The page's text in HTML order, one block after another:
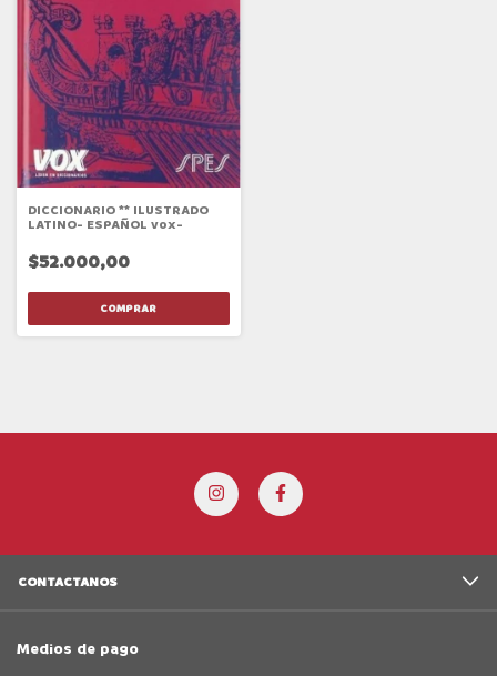
DICCIONARIO ** ILUSTRADO
LATINO- ESPAÑOL vox-
$52.000,00
CONTACTANOS
Medios de pago